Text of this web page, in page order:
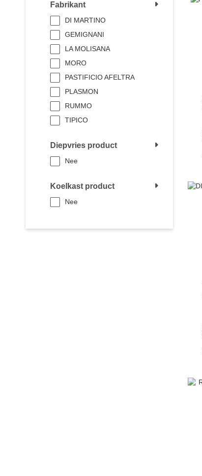
Fabrikant
DI MARTINO
GEMIGNANI
LA MOLISANA
MORO
PASTIFICIO AFELTRA
PLASMON
RUMMO
TIPICO
Diepvries product
Nee
Koelkast product
Nee